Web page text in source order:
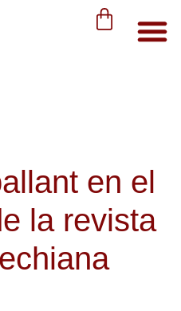
en el
la revista